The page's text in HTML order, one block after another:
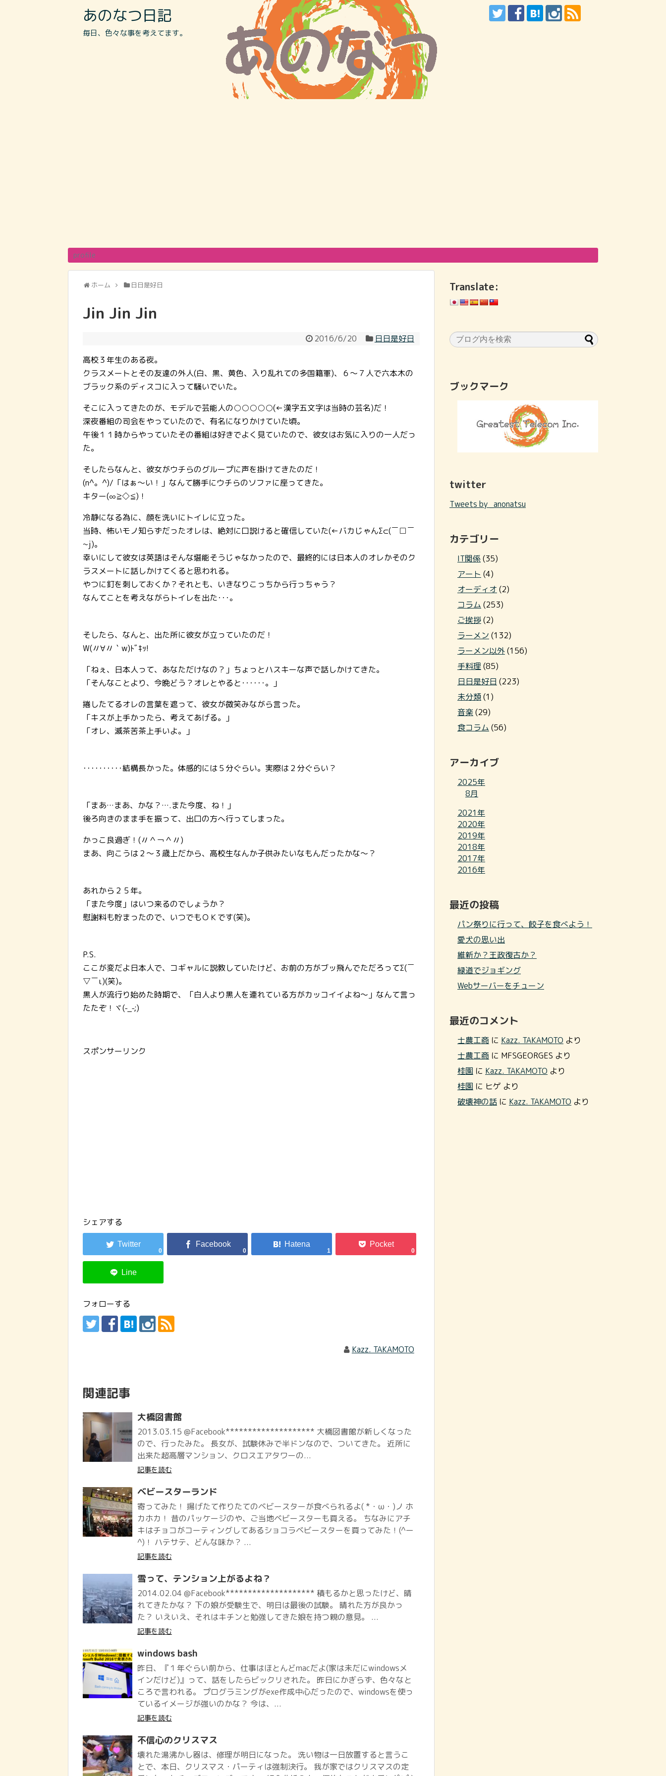
あのなつ日記
毎日、色々な事を考えてます。
profile
ホーム 日日是好日
Jin Jin Jin
2016/6/20
日日是好日
高校３年生のある夜。
クラスメートとその友達の外人(白、黒、黄色、入り乱れての多国籍軍)、６～７人で六本木の
ブラック系のディスコに入って騒いでいた。
そこに入ってきたのが、モデルで芸能人の○○○○○(←漢字五文字は当時の芸名)だ！
深夜番組の司会をやっていたので、有名になりかけていた頃。
午後１１時からやっていたその番組は好きでよく見ていたので、彼女はお気に入りの一人だっ
た。
そしたらなんと、彼女がウチらのグループに声を掛けてきたのだ！
(n^。^)/「はぁ～い！」なんて勝手にウチらのソファに座ってきた。
キター(∞≧◇≦)！
冷静になる為に、顔を洗いにトイレに立った。
当時、怖いモノ知らずだったオレは、絶対に口説けると確信していた(←バカじゃんΣ⊂(￣□￣
~j)。
幸いにして彼女は英語はそんな堪能そうじゃなかったので、最終的には日本人のオレかそのク
ラスメートに話しかけてくると思われる。
やつに釘を刺しておくか？それとも、いきなりこっちから行っちゃう？
なんてことを考えながらトイレを出た･･･。
そしたら、なんと、出た所に彼女が立っていたのだ！
W(〃∀〃｀w)ﾄﾞｷｯ!
「ねぇ、日本人って、あなただけなの？」ちょっとハスキーな声で話しかけてきた。
「そんなことより、今晩どう？オレとやると･･････。」
捲したてるオレの言葉を遮って、彼女が微笑みながら言った。
「キスが上手かったら、考えてあげる。」
「オレ、滅茶苦茶上手いよ。」
･･････････結構長かった。体感的には５分ぐらい。実際は２分ぐらい？
「まあ…まあ、かな？….また今度、ね！」
後ろ向きのまま手を振って、出口の方へ行ってしまった。
かっこ良過ぎ！(〃＾￢＾〃)
まあ、向こうは２～３歳上だから、高校生なんか子供みたいなもんだったかな～？
あれから２５年。
「また今度」はいつ来るのでしょうか？
慰謝料も貯まったので、いつでもＯＫです(笑)。
P.S.
ここが変だよ日本人で、コギャルに説教していたけど、お前の方がブッ飛んでただろってΣ(￣
▽￣ι)(笑)。
黒人が流行り始めた時期で、「白人より黒人を連れている方がカッコイイよね～」なんて言っ
たたぞ！ヾ(-_-;)
スポンサーリンク
シェアする
0 0 1 0
フォローする
Kazz. TAKAMOTO
関連記事
大橋図書館
2013.03.15 @Facebook******************** 大橋図書館が新しくなった
ので、行ったみた。 長女が、試験休みで半ドンなので、ついてきた。 近所に
出来た超高層マンション、クロスエアタワーの...
記事を読む
ベビースターランド
寄ってみた！ 揚げたて作りたてのベビースターが食べられるよ( *・ω・)ノ ホ
カホカ！ 昔のパッケージのや、ご当地ベビースターも買える。 ちなみにアチ
キはチョコがコーティングしてあるショコラベビースターを買ってみた！(^ー
^)！ ハテサテ、どんな味か？ ...
記事を読む
雪って、テンション上がるよね？
2014.02.04 @Facebook******************** 積もるかと思ったけど、晴
れてきたかな？ 下の娘が受験生で、明日は最後の試験。 晴れた方が良かっ
た？ いえいえ、それはキチンと勉強してきた娘を持つ親の意見。 ...
記事を読む
windows bash
昨日、『１年ぐらい前から、仕事はほとんどmacだよ(家は未だにwindowsメ
インだけど)』って、話をしたらビックリされた。 昨日にかぎらず、色々なと
ころで言われる。 プログラミングがexe作成中心だったので、windowsを使っ
ているイメージが強いのかな？ 今は、...
記事を読む
不信心のクリスマス
壊れた湯沸かし器は、修理が明日になった。 洗い物は一日放置すると言うこ
とで、本日、クリスマス・パーティは強制決行。 我が家ではクリスマスの定
Translate:
ブックマーク
twitter
Tweets by _anonatsu
カテゴリー
IT関係(35)
アート (4)
オーディオ (2)
コラム (253)
ご挨拶(2)
ラーメン (132)
ラーメン以外(156)
手料理 (85)
日日是好日 (223)
未分類(1)
音楽(29)
食コラム (56)
アーカイブ
2025年
8月
2021年
2020年
2019年
2018年
2017年
2016年
最近の投稿
パン祭りに行って、餃子を食べよう！
愛犬の思い出
維新か？王政復古か？
緑道でジョギング
Webサーバーをチューン
最近のコメント
士農工商 に Kazz. TAKAMOTO より
士農工商 に MFSGEORGES より
桂園 に Kazz. TAKAMOTO より
桂園 に ヒゲ より
破壊神の話 に Kazz. TAKAMOTO より